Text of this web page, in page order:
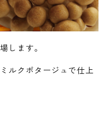
します。
ルクポタージュで仕上